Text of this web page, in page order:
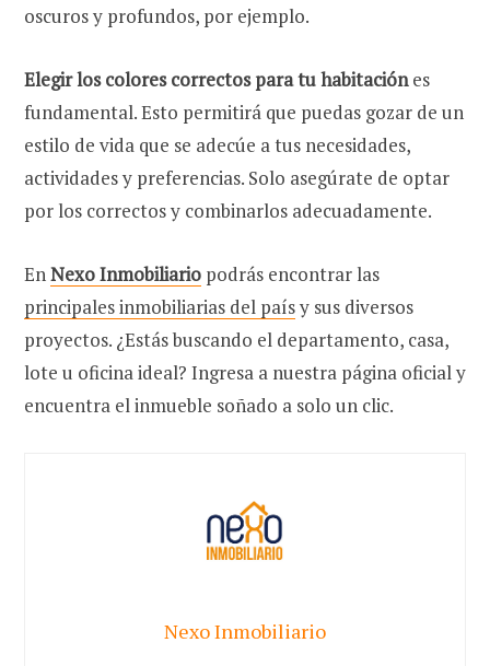
oscuros y profundos, por ejemplo.
Elegir los colores correctos para tu habitaciónes
fundamental. Esto permitirá que puedas gozar de un
estilo de vida que se adecúe a tus necesidades,
actividades y preferencias. Solo asegúrate de optar
por los correctos y combinarlos adecuadamente.
EnNexo Inmobiliario podrás encontrar las
principales inmobiliarias del paísy sus diversos
proyectos. ¿Estás buscando el departamento, casa,
lote u oficina ideal? Ingresa a nuestra página oficial y
encuentra el inmueble soñado a solo un clic.
Nexo Inmobiliario